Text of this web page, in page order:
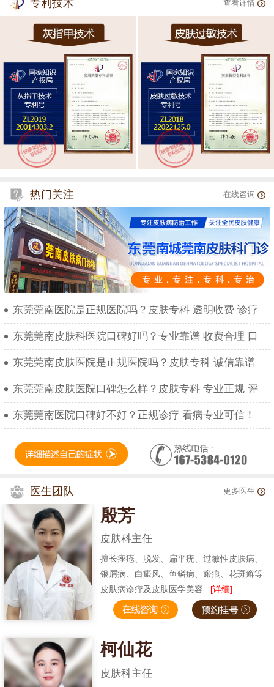
专利技术 查看详情
热门关注 在线咨询
东莞莞南医院是正规医院吗？皮肤专科 透明收费 诊疗
东莞莞南皮肤科医院口碑好吗？专业靠谱 收费合理 口
东莞莞南皮肤医院是正规医院吗？皮肤专科 诚信靠谱
东莞莞南皮肤医院口碑怎么样？皮肤专科 专业正规 评
东莞莞南医院口碑好不好？正规诊疗 看病专业可信！
医生团队 更多医生
殷芳
皮肤科主任
擅长痤疮、脱发、扁平疣、过敏性皮肤病、
银屑病、白癜风、鱼鳞病、瘢痕、花斑癣等
皮肤病诊疗及皮肤医学美容... [详细]
柯仙花
皮肤科主任